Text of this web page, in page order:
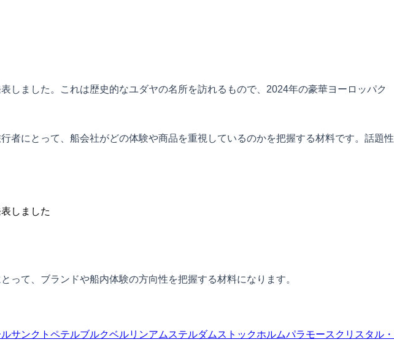
ました。これは歴史的なユダヤの名所を訪れるもので、2024年の豪華ヨーロッパク
者にとって、船会社がどの体験や商品を重視しているのかを把握する材料です。話題性
しました
て、ブランドや船内体験の方向性を把握する材料になります。
サンクトペテルブルクベルリンアムステルダム ストックホルムパラモース クリスタル・